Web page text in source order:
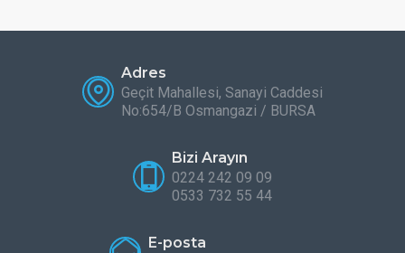
Adres
Geçit Mahallesi, Sanayi Caddesi
No:654/B Osmangazi / BURSA
Bizi Arayın
0224 242 09 09
0533 732 55 44
E-posta